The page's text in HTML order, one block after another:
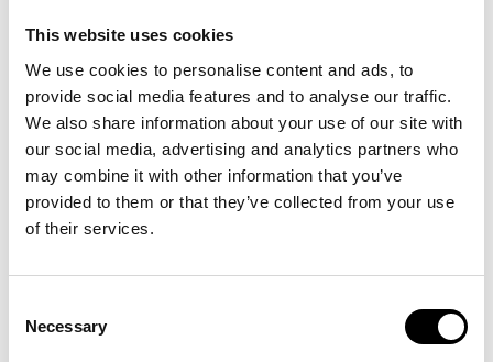
This website uses cookies
We use cookies to personalise content and ads, to
provide social media features and to analyse our traffic.
We also share information about your use of our site with
our social media, advertising and analytics partners who
may combine it with other information that you’ve
provided to them or that they’ve collected from your use
of their services.
Selection
Necessary
Kl. 11.00-18.30: Mulighed for at gå rundt på ARKEN
Kl. 18.30: Middag serveres
Kl. 20.30: Dørene til Koncertsalen åbner
Kl. 21.00: Showstart
Billetpriser fra 595 kr. 1.295 kr. inkl. 3 retters menu og adgang
til museet.
Køb billetter her.